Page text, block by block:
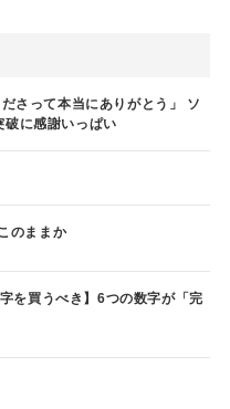
さって本当にありがとう」 ソ
に感謝いっぱい
のままか
を買うべき】6つの数字が「完